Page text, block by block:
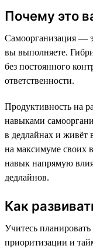
Почему это
Самоорганизация —
вы выполняете.
без постоянного
ответственности.
Продуктивность на
навыками
в дедлайнах и живёт
на максимуме своих
навык напрямую
дедлайнов.
Как
Учитесь
приоритизации и